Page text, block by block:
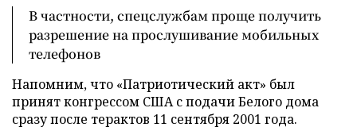
В частности, спецслужбам проще получить
разрешение на прослушивание мобильных
телефонов
Напомним, что «Патриотический акт» был
принят конгрессом США с подачи Белого дома
сразу после терактов 11 сентября 2001 года.